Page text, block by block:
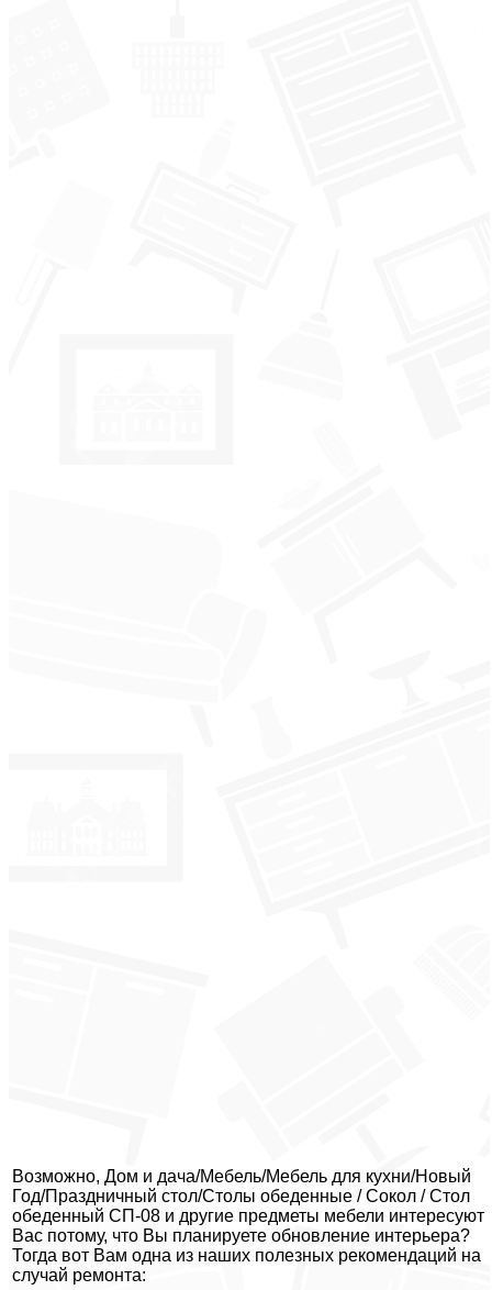
Возможно, Дом и дача/Мебель/Мебель для кухни/Новый
Год/Праздничный стол/Столы обеденные / Сокол / Стол
обеденный СП-08 и другие предметы мебели интересуют
Вас потому, что Вы планируете обновление интерьера?
Тогда вот Вам одна из наших полезных рекомендаций на
случай ремонта: